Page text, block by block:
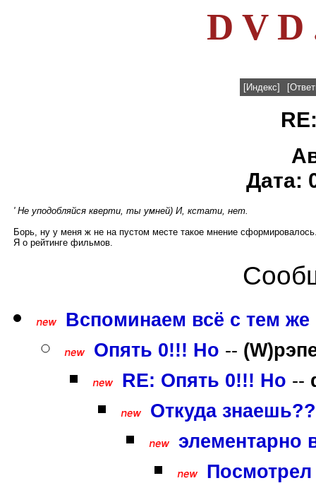
D V D
[Индекс]
Дата:
' Не уподобляйся кверти, ты умней) И, кстати, нет.
Борь, ну у меня ж не на пустом месте такое мнение
Я о рейтинге фильмов.
Вспоминаем всё с тем же
Опять 0!!! Но --
RE: Опять 0!!! Но --
Откуда
элементарно